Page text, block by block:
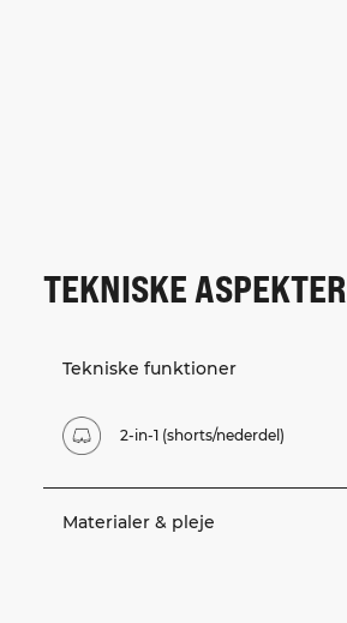
TEKNISKE ASPEKTER
Tekniske funktioner
2-in-1 (shorts/nederdel)
Materialer & pleje